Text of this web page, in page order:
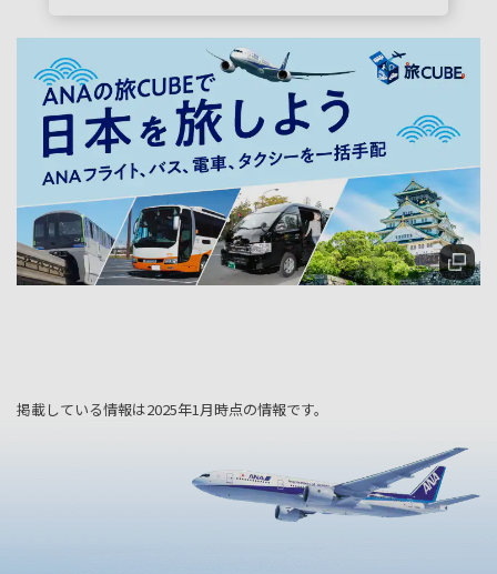
掲載している情報は2025年1月時点の情報です。